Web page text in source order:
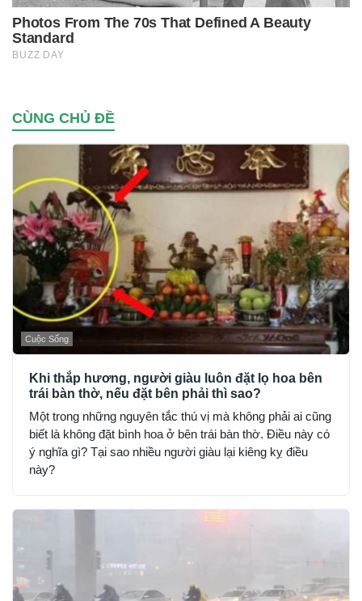
CÙNG CHỦ ĐỀ
Cuộc Sống
Khi thắp hương, người giàu luôn đặt lọ hoa bên
trái bàn thờ, nếu đặt bên phải thì sao?
Một trong những nguyên tắc thú vị mà không phải ai cũng
biết là không đặt bình hoa ở bên trái bàn thờ. Điều này có
ý nghĩa gì? Tại sao nhiều người giàu lại kiêng kỵ điều
này?